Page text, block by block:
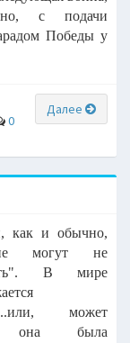
с подачи
Победы у
Далее
0
как и обычно,
могут не
В мире
может
она была